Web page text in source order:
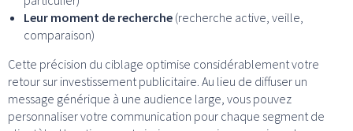
Leur moment de recherche (recherche active, veille,
comparaison)
Cette précision du ciblage optimise considérablement votre
retour sur investissement publicitaire. Au lieu de diffuser un
message générique à une audience large, vous pouvez
personnaliser votre communication pour chaque segment de